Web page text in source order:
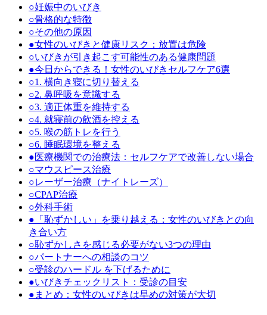
○妊娠中のいびき
○骨格的な特徴
○その他の原因
●女性のいびきと健康リスク：放置は危険
○いびきが引き起こす可能性のある健康問題
●今日からできる！女性のいびきセルフケア6選
○1. 横向き寝に切り替える
○2. 鼻呼吸を意識する
○3. 適正体重を維持する
○4. 就寝前の飲酒を控える
○5. 喉の筋トレを行う
○6. 睡眠環境を整える
●医療機関での治療法：セルフケアで改善しない場合
○マウスピース治療
○レーザー治療（ナイトレーズ）
○CPAP治療
○外科手術
● 「恥ずかしい」を乗り越える：女性のいびきとの向
き合い方
○恥ずかしさを感じる必要がない3つの理由
○パートナーへの相談のコツ
○受診のハードル を下げるために
●いびきチェックリスト：受診の目安
● まとめ：女性のいびきは早めの対策が大切